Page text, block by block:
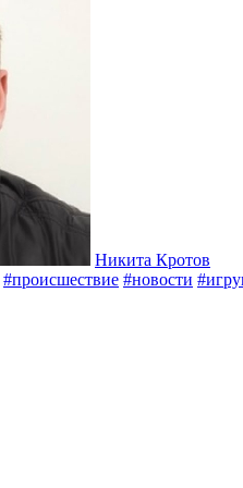
Никита Кротов
#происшествие #новости